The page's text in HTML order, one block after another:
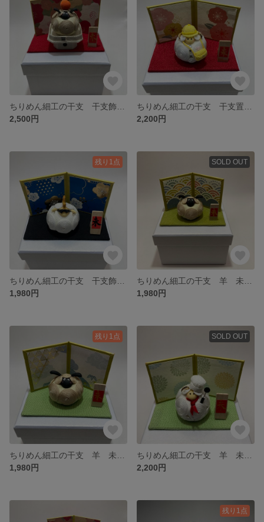
2,500円
2,200円
残り1点
1,980円
SOLD OUT
1,980円
残り1点
1,980円
SOLD OUT
2,200円
残り1点